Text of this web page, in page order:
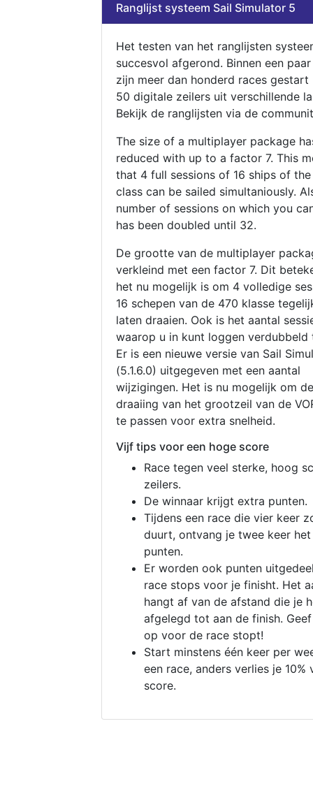
Ranglijst systeem Sail Simulator 5
Het testen van het ranglijsten
succesvol afgerond. Binnen een
zijn meer dan honderd races gestart
50 digitale zeilers uit verschillende
Bekijk de ranglijsten via de
The size of a multiplayer package
reduced with up to a factor 7. This
that 4 full sessions of 16 ships of
class can be sailed simultaniously.
number of sessions on which you
has been doubled until 32.
De grootte van de multiplayer
verkleind met een factor 7. Dit
het nu mogelijk is om 4 volledige
16 schepen van de 470 klasse
laten draaien. Ook is het aantal
waarop u in kunt loggen verdubbeld
Er is een nieuwe versie van Sail
(5.1.6.0) uitgegeven met een aantal
wijzigingen. Het is nu mogelijk om de
draaiing van het grootzeil van de
te passen voor extra snelheid.
Vijf tips voor een hoge score
Race tegen veel sterke, hoog
zeilers.
De winnaar krijgt extra punten.
Tijdens een race die vier keer
duurt, ontvang je twee keer
punten.
Er worden ook punten
race stops voor je finisht. Het
hangt af van de afstand die je
afgelegd tot aan de finish.
op voor de race stopt!
Start minstens één keer per
een race, anders verlies je 10%
score.